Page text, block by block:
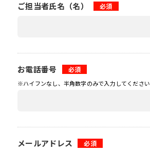
ご担当者氏名（名） 必須
お電話番号 必須
※ハイフンなし、半角数字のみで入力してください
メールアドレス 必須
れ
す。